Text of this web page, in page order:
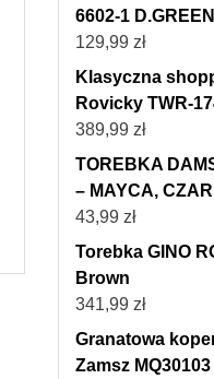
6602-1 D.GREEN
129,99 zł
Klasyczna
Rovicky TWR-
389,99 zł
TOREBKA
– MAYCA,
43,99 zł
Torebka GINO
Brown
341,99 zł
Granatowa
Zamsz MQ30103